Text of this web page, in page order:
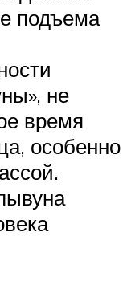
подъема
не
время
особенно